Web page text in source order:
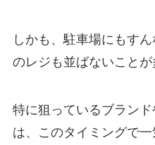
しかも、駐車場にもす
のレジも並ばないことが
特に狙っているブラン
は、このタイミングで